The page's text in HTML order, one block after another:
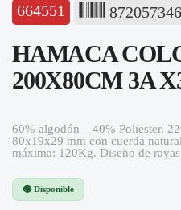
664551
HAMACA
200X80CM 3A
60% algodón – 40% Poliester.
80x19x29 mm con cuerda
máxima: 120Kg. Diseño de
🟢 Disponible